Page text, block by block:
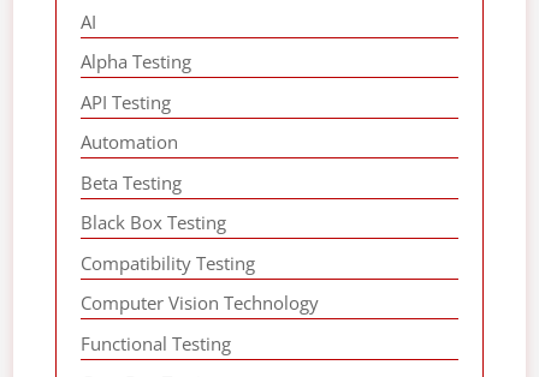
AI
Alpha Testing
API Testing
Automation
Beta Testing
Black Box Testing
Compatibility Testing
Computer Vision Technology
Functional Testing